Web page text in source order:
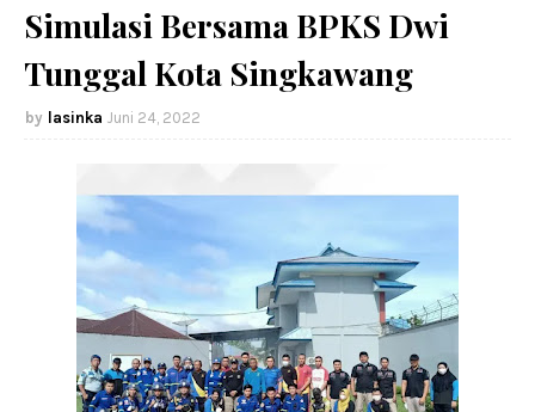
Simulasi Bersama BPKS Dwi
Tunggal Kota Singkawang
lasinka Juni 24, 2022